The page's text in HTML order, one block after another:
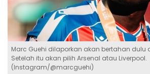
Marc Guehi dilaporkan akan bertahan dulu
Setelah itu akan pilih Arsenal atau Liverpool.
(Instagram/@marcguehi)